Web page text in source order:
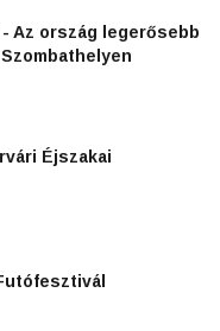
- Az ország legerősebb
Éjszakai